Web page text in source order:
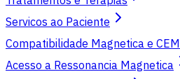
Servicos ao Paciente
Compatibilidade Magnetica e CEM
Acesso a Ressonancia Magnetica